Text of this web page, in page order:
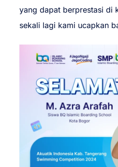
yang dapat berprestasi di
sekali lagi kami ucapkan